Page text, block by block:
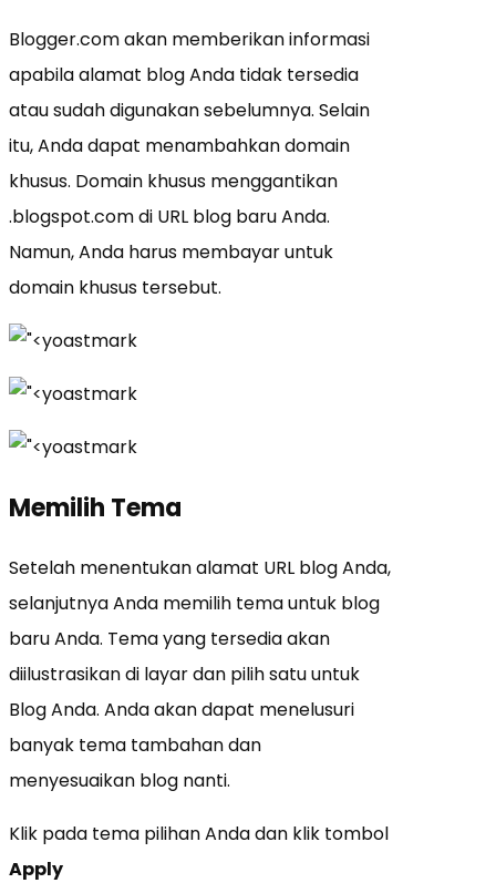
Blogger.com akan memberikan informasi
apabila alamat blog Anda tidak tersedia
atau sudah digunakan sebelumnya. Selain
itu, Anda dapat menambahkan domain
khusus. Domain khusus menggantikan
.blogspot.com di URL blog baru Anda.
Namun, Anda harus membayar untuk
domain khusus tersebut.
Memilih Tema
Setelah menentukan alamat URL blog Anda,
selanjutnya Anda memilih tema untuk blog
baru Anda. Tema yang tersedia akan
diilustrasikan di layar dan pilih satu untuk
Blog Anda. Anda akan dapat menelusuri
banyak tema tambahan dan
menyesuaikan blog nanti.
Klik pada tema pilihan Anda dan klik tombol
Apply